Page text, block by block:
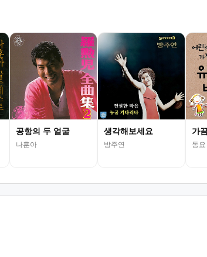
공항의 두 얼굴
나훈아
생각해보세요
방주연
가
동요